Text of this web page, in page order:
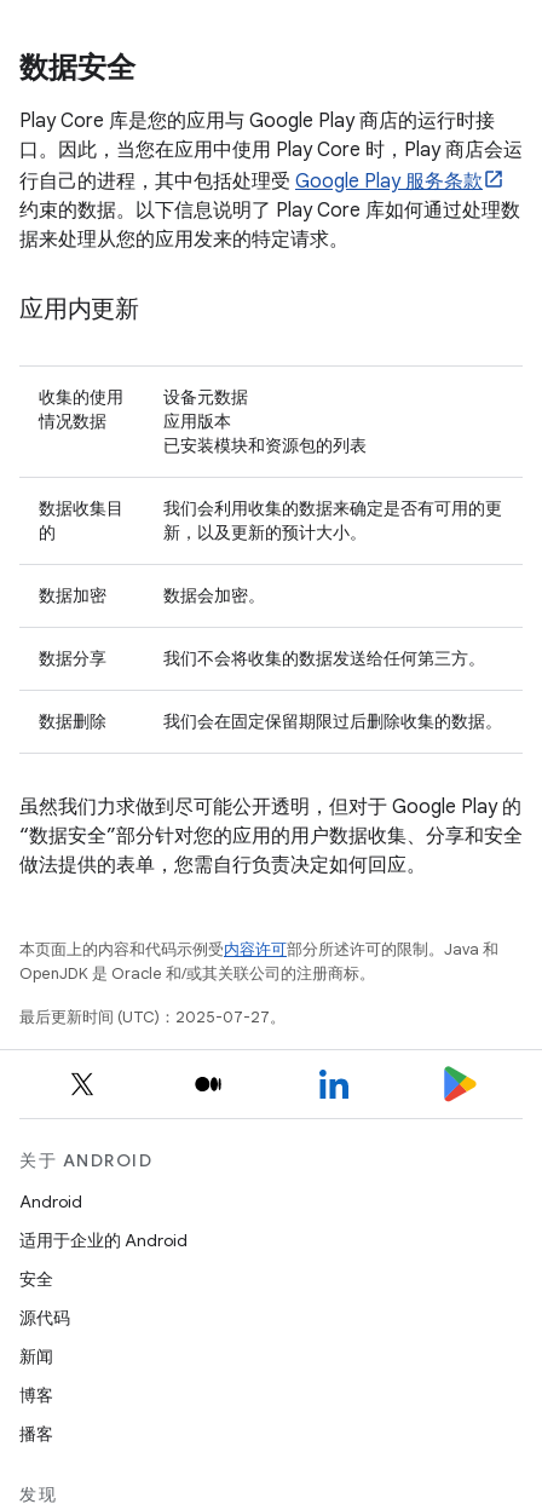
数据安全
Play Core 库是您的应用与 Google Play 商店的运行时接
口。因此，当您在应用中使用 Play Core 时，Play 商店会运
行自己的进程，其中包括处理受 Google Play 服务条款
约束的数据。以下信息说明了 Play Core 库如何通过处理数
据来处理从您的应用发来的特定请求。
应用内更新
收集的使用
情况数据
设备元数据
应用版本
已安装模块和资源包的列表
数据收集目
的
我们会利用收集的数据来确定是否有可用的更
新，以及更新的预计大小。
数据加密 数据会加密。
数据分享 我们不会将收集的数据发送给任何第三方。
数据删除 我们会在固定保留期限过后删除收集的数据。
虽然我们力求做到尽可能公开透明，但对于 Google Play 的
“数据安全”部分针对您的应用的用户数据收集、分享和安全
做法提供的表单，您需自行负责决定如何回应。
本页面上的内容和代码示例受内容许可部分所述许可的限制。Java 和
OpenJDK 是 Oracle 和/或其关联公司的注册商标。
最后更新时间 (UTC)：2025-07-27。
关于 ANDROID
Android
适用于企业的 Android
安全
源代码
新闻
博客
播客
发现